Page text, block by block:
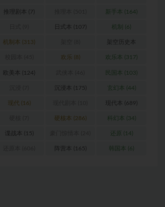
推理剧本 (7) 新手本 (164)
日式本 (107) 机制 (6)
机制本 (313) 架空历史本
(102)
欢乐 (8) 欢乐本 (317)
欧美本 (124) 民国本 (103)
沉浸本 (175) 玄幻本 (44)
现代 (16) 现代本 (689)
硬核本 (286) 科幻本 (34)
谍战本 (15) 还原 (14)
阵营本 (165) 韩国本 (6)